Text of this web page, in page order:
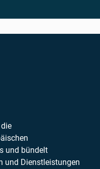
und bündelt
und Dienstleistungen